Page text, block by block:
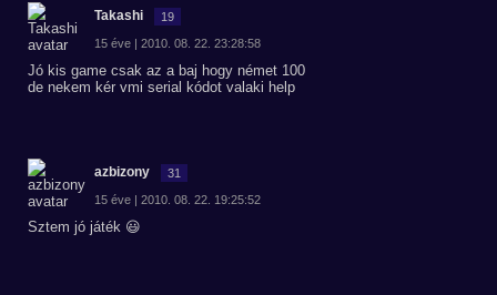
Takashi 19
15 éve | 2010. 08. 22. 23:28:58
Jó kis game csak az a baj hogy német 100
de nekem kér vmi serial kódot valaki help
azbizony 31
15 éve | 2010. 08. 22. 19:25:52
Sztem jó játék 😃